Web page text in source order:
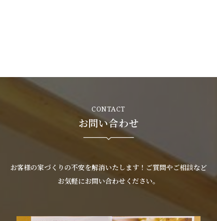
CONTACT
お問い合わせ
お客様の家づくりの不安を解消いたします！ご質問やご相談など
お気軽にお問い合わせください。